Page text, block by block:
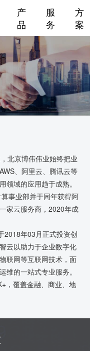
产
品
服
务
方
案
北京博伟伟业始终把业
、阿里云、腾讯云等
领域的应用趋于成熟。
事业部并于同年获得阿
家云服务商，2020年成
2018年03月正式投资创
云以助力于企业数字化
联网等互联网技术，面
维的一站式专业服务。
，覆盖金融、商业、地